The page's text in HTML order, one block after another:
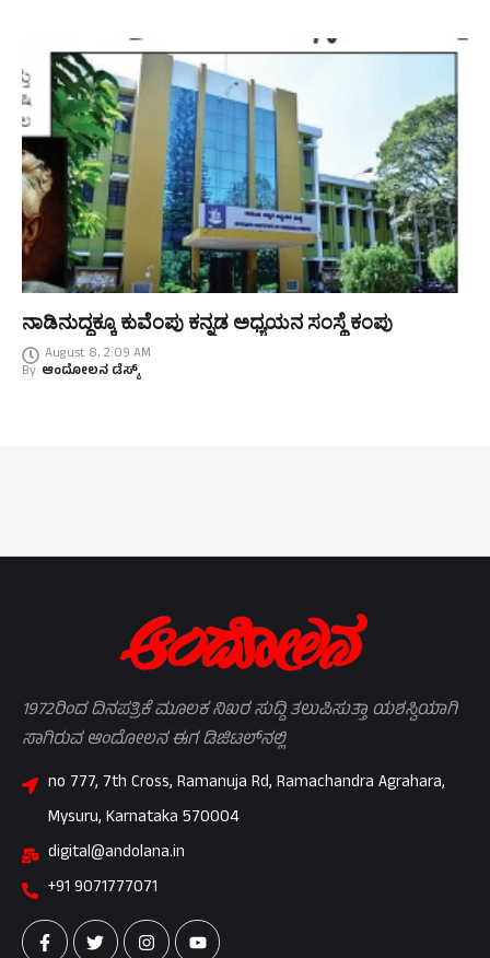
ನಾಡಿನುದ್ದಕ್ಕೂ ಕುವೆಂಪು ಕನ್ನಡ ಅಧ್ಯಯನ ಸಂಸ್ಥೆ ಕಂಪು
August 8, 2:09 AM
By ಆಂದೋಲನ ಡೆಸ್ಕ್
1972ರಿಂದ ದಿನಪತ್ರಿಕೆ ಮೂಲಕ ನಿಖರ ಸುದ್ದಿ ತಲುಪಿಸುತ್ತಾ ಯಶಸ್ವಿಯಾಗಿ
ಸಾಗಿರುವ ಆಂದೋಲನ ಈಗ ಡಿಜಿಟಲ್‌ನಲ್ಲಿ
no 777, 7th Cross, Ramanuja Rd, Ramachandra Agrahara,
Mysuru, Karnataka 570004
digital@andolana.in
+91 9071777071